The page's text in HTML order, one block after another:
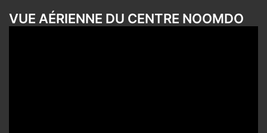
VUE AÉRIENNE DU CENTRE NOOMDO